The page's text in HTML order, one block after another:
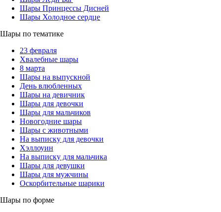
Шары Принцессы Дисней
Шары Холодное сердце
Шары по тематике
23 февраля
Хвалебные шары
8 марта
Шары на выпускной
День влюбленных
Шары на девичник
Шары для девочки
Шары для мальчиков
Новогодние шары
Шары с животными
На выписку для девочки
Хэллоуин
На выписку для мальчика
Шары для девушки
Шары для мужчины
Оскорбительные шарики
Шары по форме